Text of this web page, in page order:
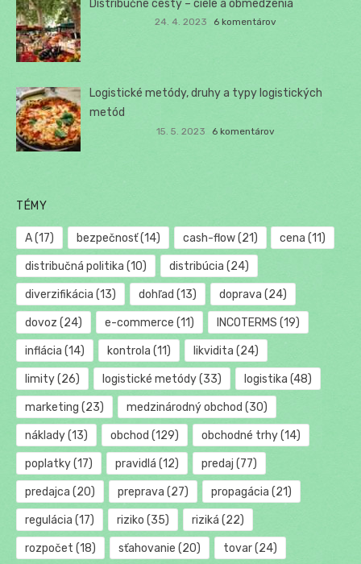
Distribučné cesty – ciele a obmedzenia
24. 4. 2023 6 komentárov
Logistické metódy, druhy a typy logistických
metód
15. 5. 2023 6 komentárov
TÉMY
A(17) bezpečnosť(14) cash-flow(21) cena (11)
distribučná politika (10) distribúcia (24)
diverzifikácia (13) dohľad (13) doprava (24)
dovoz (24) e-commerce (11) INCOTERMS (19)
inflácia (14) kontrola (11) likvidita (24)
limity(26) logistické metódy(33) logistika (48)
marketing (23) medzinárodný obchod (30)
náklady(13) obchod (129) obchodné trhy(14)
poplatky(17) pravidlá (12) predaj (77)
predajca (20) preprava (27) propagácia (21)
regulácia (17) riziko (35) riziká (22)
rozpočet (18) sťahovanie (20) tovar(24)